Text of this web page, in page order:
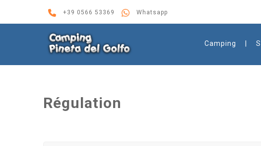
+39 0566 53369 Whatsapp
Camping
Régulation